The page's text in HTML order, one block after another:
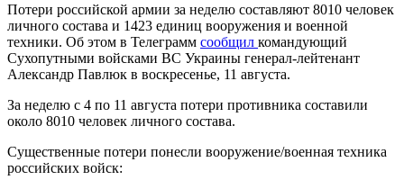
Потери российской армии за неделю составляют 8010 человек
личного состава и 1423 единиц вооружения и военной
техники. Об этом в Телеграмм сообщил командующий
Сухопутными войсками ВС Украины генерал-лейтенант
Александр Павлюк в воскресенье, 11 августа.
За неделю с 4 по 11 августа потери противника составили
около 8010 человек личного состава.
Существенные потери понесли вооружение/военная техника
российских войск: